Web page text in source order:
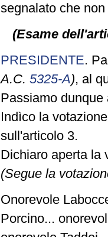
segnalato che
(Esame
PRESIDENTE.
A.C. 5325-A), al
Passiamo dunque
Indìco la
sull'articolo 3.
Dichiaro aperta la
(Segue la
Onorevole
Porcino...